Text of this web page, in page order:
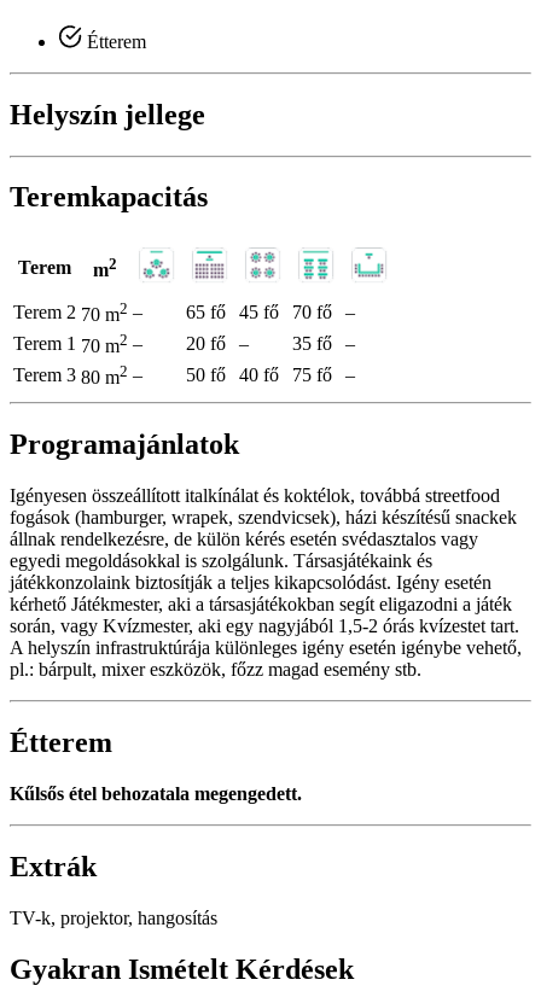
Étterem
Helyszín jellege
Teremkapacitás
Terem m2
Terem 2 70 m2 – 65 fő 45 fő 70 fő
–
Terem 1 70 m2 – 20 fő – 35 fő
–
Terem 3 80 m2 – 50 fő 40 fő 75 fő –
Programajánlatok
Igényesen összeállított italkínálat és koktélok, továbbá streetfood
fogások (hamburger, wrapek, szendvicsek), házi készítésű snackek
állnak rendelkezésre, de külön kérés esetén svédasztalos vagy
egyedi megoldásokkal is szolgálunk. Társasjátékaink és
játékkonzolaink biztosítják a teljes kikapcsolódást. Igény esetén
kérhető Játékmester, aki a társasjátékokban segít eligazodni a játék
során, vagy Kvízmester, aki egy nagyjából 1,5-2 órás kvízestet tart.
A helyszín infrastruktúrája különleges igény esetén igénybe vehető,
pl.: bárpult, mixer eszközök, főzz magad esemény stb.
Étterem
Kűlsős étel behozatala megengedett.
Extrák
TV-k, projektor, hangosítás
Gyakran Ismételt Kérdések